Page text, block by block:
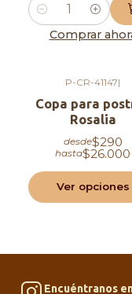
Cantidad
Comprar
P-CR-41147|
Copa para
Rosalia
desde$290
hasta$26.000
Ver opciones
Encuéntranos